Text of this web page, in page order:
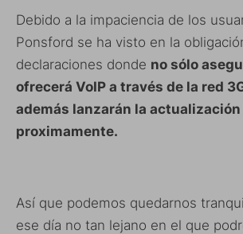
Debido a la impaciencia de los
Ponsford se ha visto en la
declaraciones donde no sólo
ofrecerá VoIP a través de la red
además lanzarán la
proximamente.
Así que podemos quedarnos
ese día no tan lejano en el que